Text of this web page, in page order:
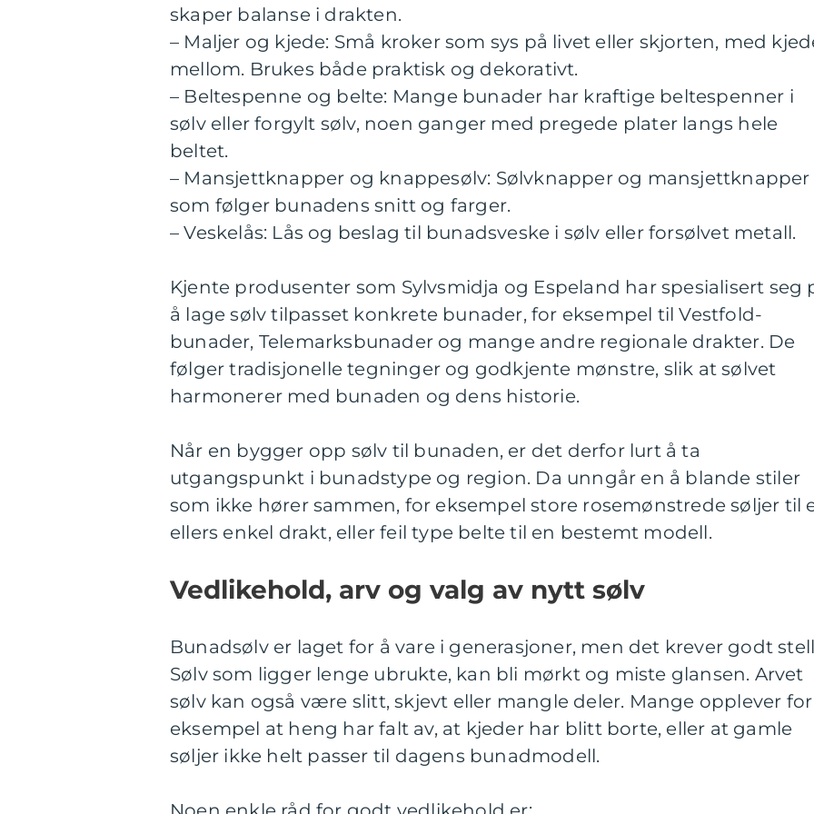
skaper balanse i drakten.
– Maljer og kjede: Små kroker som sys på livet eller skjorten, med
mellom. Brukes både praktisk og dekorativt.
– Beltespenne og belte: Mange bunader har kraftige beltespenner i
sølv eller forgylt sølv, noen ganger med pregede plater langs hele
beltet.
– Mansjettknapper og knappesølv: Sølvknapper og mansjettknapper
som følger bunadens snitt og farger.
– Veskelås: Lås og beslag til bunadsveske i sølv eller forsølvet metall.
Kjente produsenter som Sylvsmidja og Espeland har spesialisert seg
å lage sølv tilpasset konkrete bunader, for eksempel til Vestfold-
bunader, Telemarksbunader og mange andre regionale drakter. De
følger tradisjonelle tegninger og godkjente mønstre, slik at sølvet
harmonerer med bunaden og dens historie.
Når en bygger opp sølv til bunaden, er det derfor lurt å ta
utgangspunkt i bunadstype og region. Da unngår en å blande stiler
som ikke hører sammen, for eksempel store rosemønstrede søljer til
ellers enkel drakt, eller feil type belte til en bestemt modell.
Vedlikehold, arv og valg av nytt sølv
Bunadsølv er laget for å vare i generasjoner, men det krever godt
Sølv som ligger lenge ubrukte, kan bli mørkt og miste glansen. Arvet
sølv kan også være slitt, skjevt eller mangle deler. Mange opplever for
eksempel at heng har falt av, at kjeder har blitt borte, eller at gamle
søljer ikke helt passer til dagens bunadmodell.